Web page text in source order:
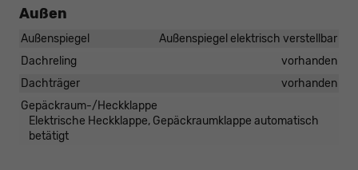
Außen
Außenspiegel
Außenspiegel elektrisch verstellbar
Dachreling
vorhanden
Dachträger
vorhanden
Gepäckraum-/Heckklappe
Elektrische Heckklappe, Gepäckraumklappe automatisch
betätigt